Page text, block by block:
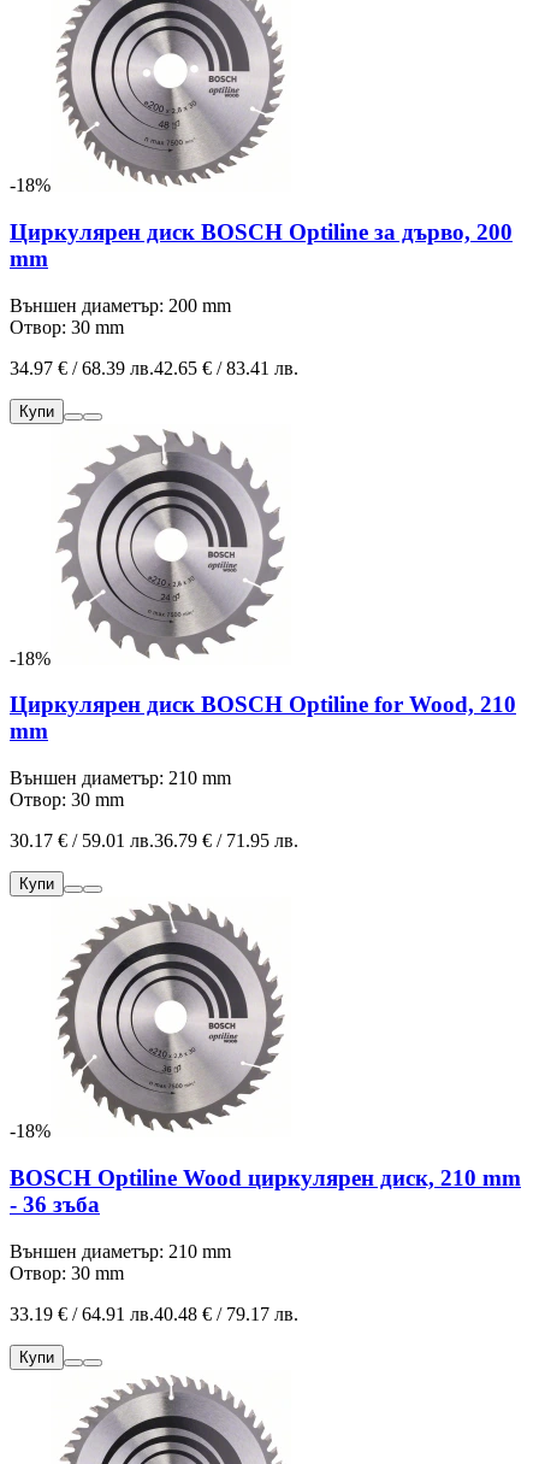
-18%
Циркулярен диск BOSCH Optiline за дърво, 200
mm
Външен диаметър: 200 mm
Отвор: 30 mm
34.97 € / 68.39 лв.42.65 € / 83.41 лв.
Купи
-18%
Циркулярен диск BOSCH Optiline for Wood, 210
mm
Външен диаметър: 210 mm
Отвор: 30 mm
30.17 € / 59.01 лв.36.79 € / 71.95 лв.
Купи
-18%
BOSCH Optiline Wood циркулярен диск, 210 mm
- 36 зъба
Външен диаметър: 210 mm
Отвор: 30 mm
33.19 € / 64.91 лв.40.48 € / 79.17 лв.
Купи